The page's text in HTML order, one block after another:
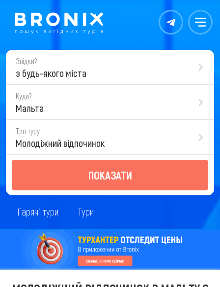
Контакты Меню
Звідки?
з будь-якого міста
Куди?
Мальта
Тип туру
Молодіжний відпочинок
ПОКАЗАТИ
Гарячі тури Тури